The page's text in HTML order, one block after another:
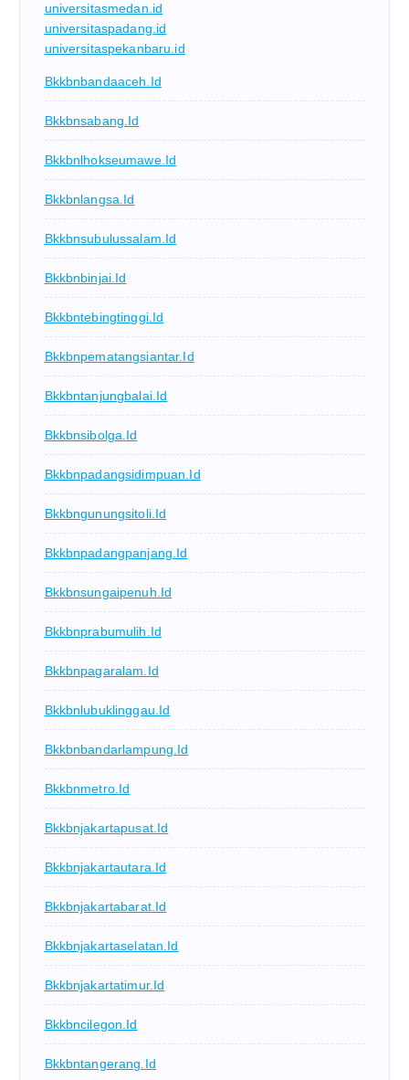
universitasmedan.id
universitaspadang.id
universitaspekanbaru.id
Bkkbnbandaaceh.id
Bkkbnsabang.id
Bkkbnlhokseumawe.id
Bkkbnlangsa.id
Bkkbnsubulussalam.id
Bkkbnbinjai.id
Bkkbntebingtinggi.id
Bkkbnpematangsiantar.id
Bkkbntanjungbalai.id
Bkkbnsibolga.id
Bkkbnpadangsidimpuan.id
Bkkbngunungsitoli.id
Bkkbnpadangpanjang.id
Bkkbnsungaipenuh.id
Bkkbnprabumulih.id
Bkkbnpagaralam.id
Bkkbnlubuklinggau.id
Bkkbnbandarlampung.id
Bkkbnmetro.id
Bkkbnjakartapusat.id
Bkkbnjakartautara.id
Bkkbnjakartabarat.id
Bkkbnjakartaselatan.id
Bkkbnjakartatimur.id
Bkkbncilegon.id
Bkkbntangerang.id